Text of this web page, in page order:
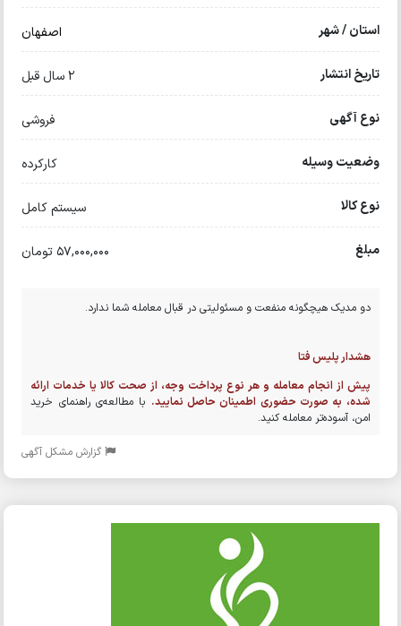
استان / شهر اصفهان
تاریخ انتشار 2 سال قبل
نوع آگهی فروشی
وضعیت وسیله کارکرده
نوع کالا سیستم کامل
مبلغ 57,000,000 تومان
دو مدیک هیچگونه منفعت و مسئولیتی در قبال معامله شما ندارد.
هشدار پلیس فتا
پیش از انجام معامله و هر نوع پرداخت وجه، از صحت کالا یا خدمات ارائه
شده، به صورت حضوری اطمینان حاصل نمایید. با مطالعه‌ی راهنمای خرید
امن، آسوده‌تر معامله کنید.
گزارش مشکل آگهی